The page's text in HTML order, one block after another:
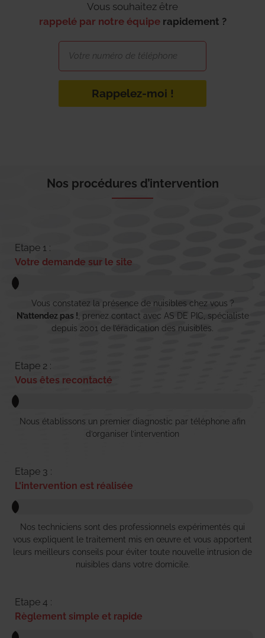
Vous souhaitez être
rappelé par notre équipe rapidement ?
Rappelez-moi !
Nos procédures d’intervention
Etape 1 :
Votre demande sur le site
Vous constatez la présence de nuisibles chez vous ?
N’attendez pas ! , prenez contact avec AS DE PIC, spécialiste
depuis 2001 de l’éradication des nuisibles.
Etape 2 :
Vous êtes recontacté
Nous établissons un premier diagnostic par téléphone afin
d’organiser l’intervention
Etape 3 :
L'intervention est réalisée
Nos techniciens sont des professionnels expérimentés qui
vous expliquent le traitement mis en œuvre et vous apportent
leurs meilleurs conseils pour éviter toute nouvelle intrusion de
nuisibles dans votre domicile.
Etape 4 :
Règlement simple et rapide